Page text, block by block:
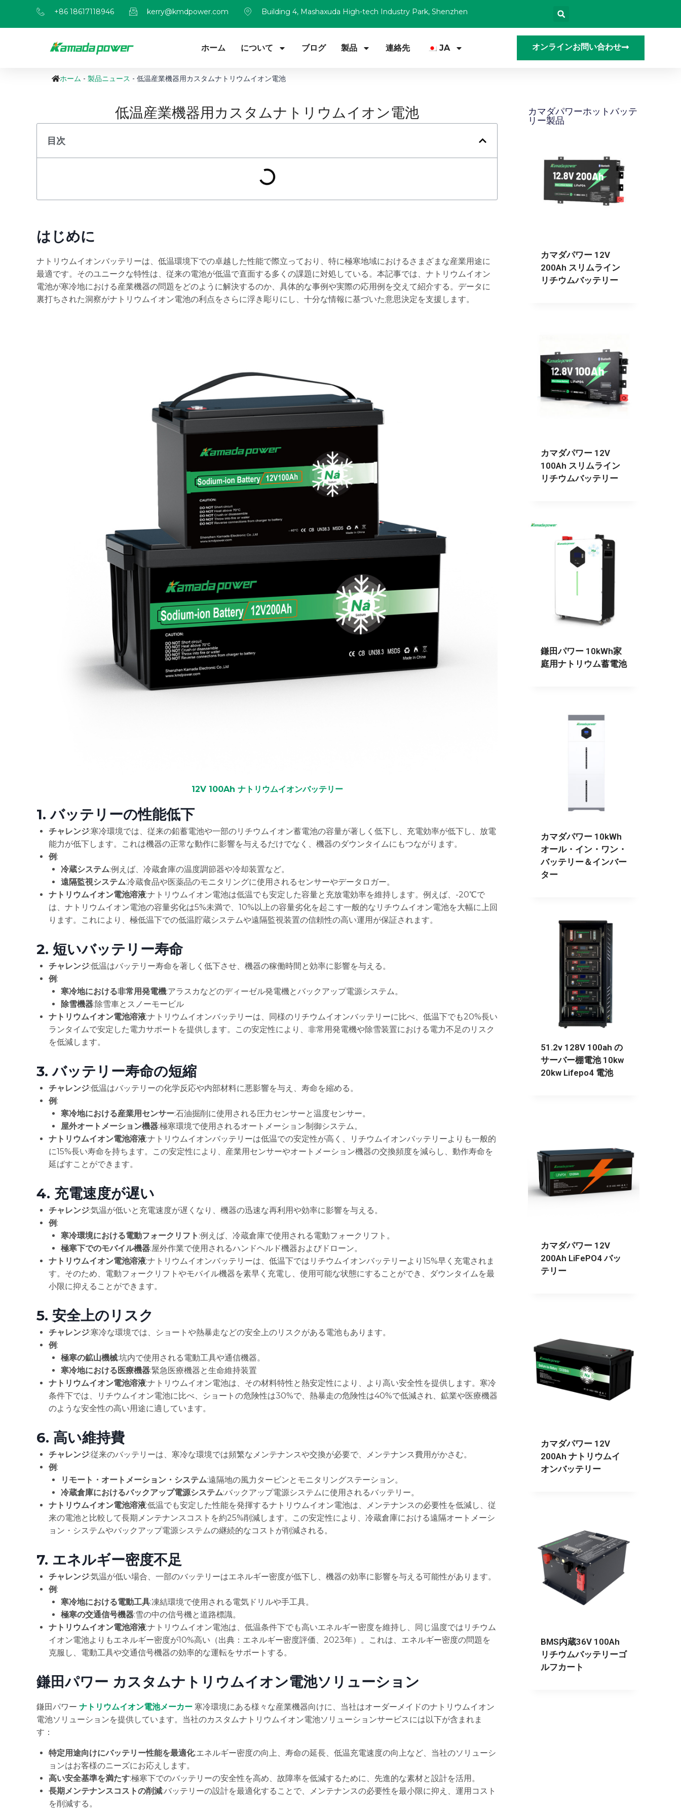
+86 18617118946 kerry@kmdpower.com Building 4, Mashaxuda High-tech Industry Park, Shenzhen
ホーム について ブログ 製品 連絡先 JA オンラインお問い合わせ
ホーム - 製品ニュース - 低温産業機器用カスタムナトリウムイオン電池
低温産業機器用カスタムナトリウムイオン電池
目次
はじめに
ナトリウムイオンバッテリーは、低温環境下での卓越した性能で際立っており、特に極寒地域におけるさまざまな産業用途に
最適です。そのユニークな特性は、従来の電池が低温で直面する多くの課題に対処している。本記事では、ナトリウムイオン
電池が寒冷地における産業機器の問題をどのように解決するのか、具体的な事例や実際の応用例を交えて紹介する。データに
裏打ちされた洞察がナトリウムイオン電池の利点をさらに浮き彫りにし、十分な情報に基づいた意思決定を支援します。
12V 100Ah ナトリウムイオンバッテリー
1.バッテリーの性能低下
チャレンジ:寒冷環境では、従来の鉛蓄電池や一部のリチウムイオン蓄電池の容量が著しく低下し、充電効率が低下し、放電
能力が低下します。これは機器の正常な動作に影響を与えるだけでなく、機器のダウンタイムにもつながります。
例 :
冷蔵システム:例えば、冷蔵倉庫の温度調節器や冷却装置など。
遠隔監視システム:冷蔵食品や医薬品のモニタリングに使用されるセンサーやデータロガー。
ナトリウムイオン電池溶液:ナトリウムイオン電池は低温でも安定した容量と充放電効率を維持します。例えば、-20℃で
は、ナトリウムイオン電池の容量劣化は5%未満で、10%以上の容量劣化を起こす一般的なリチウムイオン電池を大幅に上回
ります。これにより、極低温下での低温貯蔵システムや遠隔監視装置の信頼性の高い運用が保証されます。
2. 短いバッテリー寿命
チャレンジ:低温はバッテリー寿命を著しく低下させ、機器の稼働時間と効率に影響を与える。
例 :
寒冷地における非常用発電機:アラスカなどのディーゼル発電機とバックアップ電源システム。
除雪機器:除雪車とスノーモービル
ナトリウムイオン電池溶液:ナトリウムイオンバッテリーは、同様のリチウムイオンバッテリーに比べ、低温下でも20%長い
ランタイムで安定した電力サポートを提供します。この安定性により、非常用発電機や除雪装置における電力不足のリスク
を低減します。
3.バッテリー寿命の短縮
チャレンジ:低温はバッテリーの化学反応や内部材料に悪影響を与え、寿命を縮める。
例 :
寒冷地における産業用センサー:石油掘削に使用される圧力センサーと温度センサー。
屋外オートメーション機器:極寒環境で使用されるオートメーション制御システム。
ナトリウムイオン電池溶液:ナトリウムイオンバッテリーは低温での安定性が高く、リチウムイオンバッテリーよりも一般的
に15%長い寿命を持ちます。この安定性により、産業用センサーやオートメーション機器の交換頻度を減らし、動作寿命を
延ばすことができます。
4. 充電速度が遅い
チャレンジ:気温が低いと充電速度が遅くなり、機器の迅速な再利用や効率に影響を与える。
例 :
寒冷環境における電動フォークリフト :例えば、冷蔵倉庫で使用される電動フォークリフト。
極寒下でのモバイル機器:屋外作業で使用されるハンドヘルド機器およびドローン。
ナトリウムイオン電池溶液:ナトリウムイオンバッテリーは、低温下ではリチウムイオンバッテリーより15%早く充電されま
す。そのため、電動フォークリフトやモバイル機器を素早く充電し、使用可能な状態にすることができ、ダウンタイムを最
小限に抑えることができます。
5. 安全上のリスク
チャレンジ:寒冷な環境では、ショートや熱暴走などの安全上のリスクがある電池もあります。
例 :
極寒の鉱山機械:坑内で使用される電動工具や通信機器。
寒冷地における医療機器:緊急医療機器と生命維持装置
ナトリウムイオン電池溶液:ナトリウムイオン電池は、その材料特性と熱安定性により、より高い安全性を提供します。寒冷
条件下では、リチウムイオン電池に比べ、ショートの危険性は30%で、熱暴走の危険性は40%で低減され、鉱業や医療機器
のような安全性の高い用途に適しています。
6. 高い維持費
チャレンジ:従来のバッテリーは、寒冷な環境では頻繁なメンテナンスや交換が必要で、メンテナンス費用がかさむ。
例 :
リモート・オートメーション・システム:遠隔地の風力タービンとモニタリングステーション。
冷蔵倉庫におけるバックアップ電源システム:バックアップ電源システムに使用されるバッテリー。
ナトリウムイオン電池溶液:低温でも安定した性能を発揮するナトリウムイオン電池は、メンテナンスの必要性を低減し、従
来の電池と比較して長期メンテナンスコストを約25%削減します。この安定性により、冷蔵倉庫における遠隔オートメーシ
ョン・システムやバックアップ電源システムの継続的なコストが削減される。
7. エネルギー密度不足
チャレンジ:気温が低い場合、一部のバッテリーはエネルギー密度が低下し、機器の効率に影響を与える可能性があります。
例 :
寒冷地における電動工具:凍結環境で使用される電気ドリルや手工具。
極寒の交通信号機器:雪の中の信号機と道路標識。
ナトリウムイオン電池溶液:ナトリウムイオン電池は、低温条件下でも高いエネルギー密度を維持し、同じ温度ではリチウム
イオン電池よりもエネルギー密度が10%高い（出典：エネルギー密度評価、2023年）。これは、エネルギー密度の問題を
克服し、電動工具や交通信号機器の効率的な運転をサポートする。
鎌田パワー カスタムナトリウムイオン電池ソリューション
鎌田パワー ナトリウムイオン電池メーカー 寒冷環境にある様々な産業機器向けに、当社はオーダーメイドのナトリウムイオン
電池ソリューションを提供しています。当社のカスタムナトリウムイオン電池ソリューションサービスには以下が含まれま
す：
特定用途向けにバッテリー性能を最適化:エネルギー密度の向上、寿命の延長、低温充電速度の向上など、当社のソリューシ
ョンはお客様のニーズにお応えします。
高い安全基準を満たす:極寒下でのバッテリーの安全性を高め、故障率を低減するために、先進的な素材と設計を活用。
長期メンテナンスコストの削減:バッテリーの設計を最適化することで、メンテナンスの必要性を最小限に抑え、運用コスト
を削減する。
カマダパワーホットバッテ
リー製品
カマダパワー 12V
200Ah スリムライン
リチウムバッテリー
カマダパワー 12V
100Ah スリムライン
リチウムバッテリー
鎌田パワー 10kWh家
庭用ナトリウム蓄電池
カマダパワー 10kWh
オール・イン・ワン・
バッテリー＆インバー
ター
51.2v 128V 100ah の
サーバー棚電池 10kw
20kw Lifepo4 電池
カマダパワー 12V
200Ah LiFePO4 バッ
テリー
カマダパワー 12V
200Ah ナトリウムイ
オンバッテリー
BMS内蔵36V 100Ah
リチウムバッテリーゴ
ルフカート